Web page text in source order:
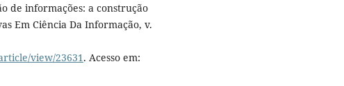
de informações: a construção
Em Ciência Da Informação, v.
view/23631. Acesso em: